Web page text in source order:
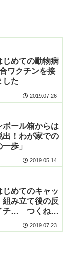
じめての動物病
ワクチンを接
した
2019.07.26
ボール箱からは
出！わが家での
一歩」
2019.05.14
じめてのキャッ
組み立て後の反
チ… つくねは
るかな！？
2019.07.23